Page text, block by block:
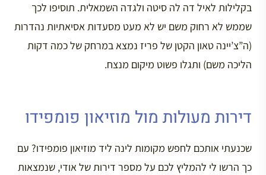
בקלילות לאיל דה לה סיטה ולגדה השמאלית. תוסיפו לכך
שממש לא רחוק משם יש לא מעט מסעדות אסיאתיות נהדרות
(ה”צ’יינה טאון הקטן של פריז נמצא במרחק של כמה דקות
הליכה משם) ותגלו פשוט מיקום מנצח.
דירות מעולות מול מוזיאון פומפידו
שכנעתי אותכם לחפש מקומות לינה ליד מוזיאון פומפידו? עם
כך הרשו לי להמליץ לכם על מספר דירות של אודי, שנמצאות